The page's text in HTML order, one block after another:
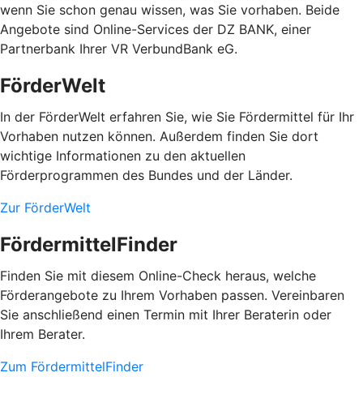
wenn Sie schon genau wissen, was Sie vorhaben. Beide
Angebote sind Online-Services der DZ BANK, einer
Partnerbank Ihrer VR VerbundBank eG.
FörderWelt
In der FörderWelt erfahren Sie, wie Sie Fördermittel für Ihr
Vorhaben nutzen können. Außerdem finden Sie dort
wichtige Informationen zu den aktuellen
Förderprogrammen des Bundes und der Länder.
Zur FörderWelt
FördermittelFinder
Finden Sie mit diesem Online-Check heraus, welche
Förderangebote zu Ihrem Vorhaben passen. Vereinbaren
Sie anschließend einen Termin mit Ihrer Beraterin oder
Ihrem Berater.
Zum FördermittelFinder